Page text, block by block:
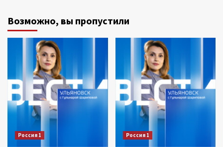
Возможно, вы пропустили
Россия 1 Россия 1